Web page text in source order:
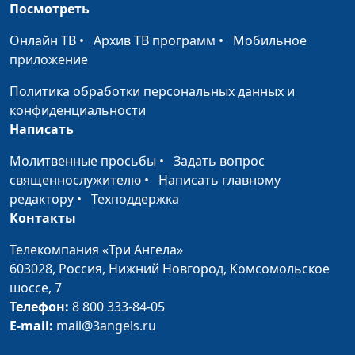
Зачем Моисею нужно
было выводить евреев
из Египта?
священнослужитель
Правда ли, что
верующему не стоит
привязываться к
Александр Синицын,
Что такое скиния?
Зачем она была нужна?
Александр Синицын,
Нужно ли знать Библию
досконально?
Почему даже у
верующих есть
проблемы?
Александр Синицын,
#42
Посмотреть
Онлайн ТВ • Архив ТВ программ • Мобильное
приложение
Политика обработки персональных данных и
конфиденциальности
Написать
Молитвенные просьбы • Задать вопрос
священнослужителю • Написать главному
редактору • Техподдержка
Контакты
Телекомпания «Три Ангела»
603028, Россия, Нижний Новгород, Комсомольское
шоссе, 7
Телефон: 8 800 333-84-05
E-mail: mail@3angels.ru